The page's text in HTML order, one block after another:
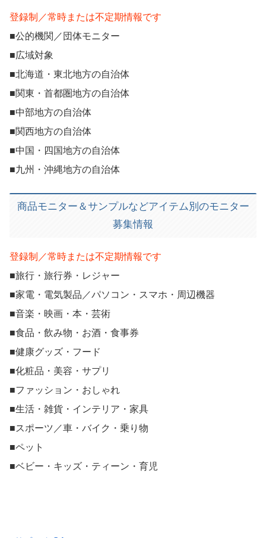
登録制／常時または不定期情報です
■公的機関／団体モニター
■広域対象
■北海道・東北地方の自治体
■関東・首都圏地方の自治体
■中部地方の自治体
■関西地方の自治体
■中国・四国地方の自治体
■九州・沖縄地方の自治体
商品モニター＆サンプルなどアイテム別のモニター
募集情報
登録制／常時または不定期情報です
■旅行・旅行券・レジャー
■家電・電気製品／パソコン・スマホ・周辺機器
■音楽・映画・本・芸術
■食品・飲み物・お酒・食事券
■健康グッズ・フード
■化粧品・美容・サプリ
■ファッション・おしゃれ
■生活・雑貨・インテリア・家具
■スポーツ／車・バイク・乗り物
■ペット
■ベビー・キッズ・ティーン・育児